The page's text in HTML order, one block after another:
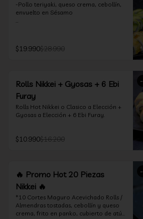
-Pollo teriyaki, queso crema, cebollín,
envuelto en Sésamo
-Camarón furay, queso crema,
frito en tempura.
-Kanikama, queso crema, envuelto en
nori (hosomaki)
$19.990$28.990
-
Rolls Nikkei + Gyosas + 6 Ebi
Furay
Rolls Hot Nikkei o Clasico a Elección +
Gyosas a Elección + 6 Ebi Furay.
$10.990$16.200
-
🔥 Promo Hot 20 Piezas
Nikkei 🔥
*10 Cortes Maguro Acevichado Rolls /
Almendras tostadas, cebollín y queso
crema, frito en panko, cubierto de atún